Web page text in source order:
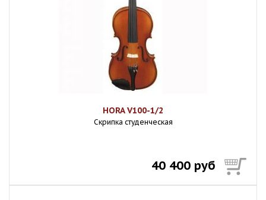
HORA V100-1/2
Скрипка студенческая
40 400 руб